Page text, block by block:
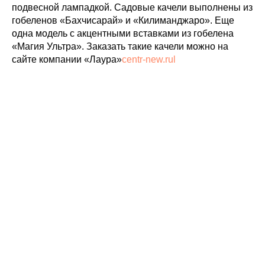
подвесной лампадкой. Садовые качели выполнены из
гобеленов «Бахчисарай» и «Килиманджаро». Еще
одна модель с акцентными вставками из гобелена
«Магия Ультра». Заказать такие качели можно на
сайте компании «Лаура»centr-new.rul